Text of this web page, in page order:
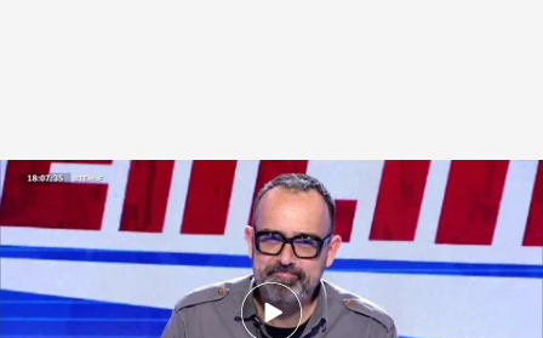
Risto Mejide no da crédito con la opinión de sus compañeros
'Todo es
Alba de la Orden
Madrid, 09 FEB 2026 - 19:29h.